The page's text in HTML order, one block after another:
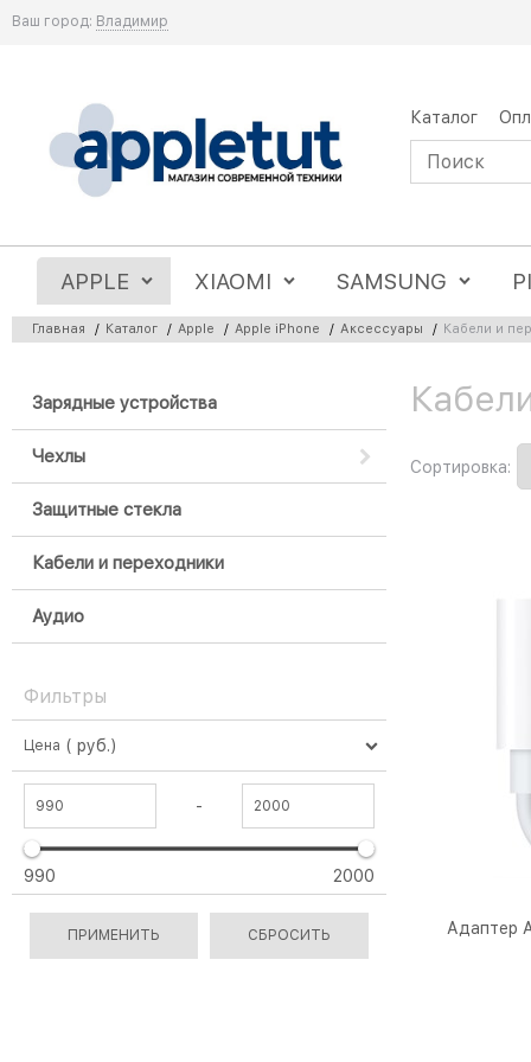
Ваш город: Владимир
Каталог
APPLE XIAOMI SAMSUNG
Главная / Каталог / Apple / Apple iPhone / Аксессуары / Кабели и
Зарядные устройства
Чехлы
Защитные стекла
Кабели и переходники
Аудио
Фильтры
Цена ( руб.)
-
990 2000
Найдено товаров:
Сортировка:
Адаптер